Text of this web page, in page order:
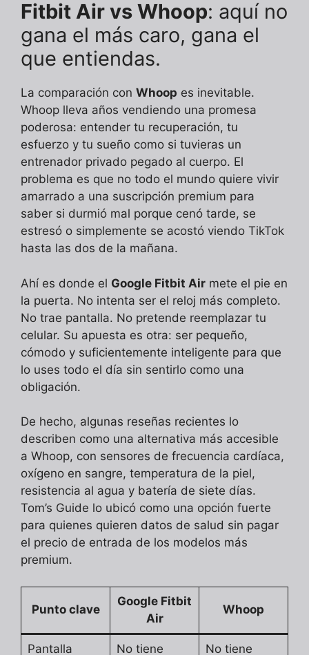
Fitbit Air vs Whoop: aquí no
gana el más caro, gana el
que entiendas.
La comparación con Whoop es inevitable.
Whoop lleva años vendiendo una promesa
poderosa: entender tu recuperación, tu
esfuerzo y tu sueño como si tuvieras un
entrenador privado pegado al cuerpo. El
problema es que no todo el mundo quiere vivir
amarrado a una suscripción premium para
saber si durmió mal porque cenó tarde, se
estresó o simplemente se acostó viendo TikTok
hasta las dos de la mañana.
Ahí es donde el Google Fitbit Air mete el pie en
la puerta. No intenta ser el reloj más completo.
No trae pantalla. No pretende reemplazar tu
celular. Su apuesta es otra: ser pequeño,
cómodo y suficientemente inteligente para que
lo uses todo el día sin sentirlo como una
obligación.
De hecho, algunas reseñas recientes lo
describen como una alternativa más accesible
a Whoop, con sensores de frecuencia cardíaca,
oxígeno en sangre, temperatura de la piel,
resistencia al agua y batería de siete días.
Tom’s Guide lo ubicó como una opción fuerte
para quienes quieren datos de salud sin pagar
el precio de entrada de los modelos más
premium.
Punto clave
Google Fitbit
Air
Whoop
Pantalla No tiene No tiene